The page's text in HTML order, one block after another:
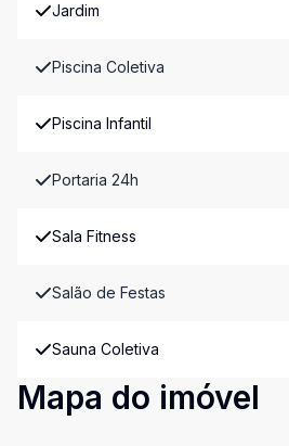
Jardim
Piscina Coletiva
Piscina Infantil
Portaria 24h
Sala Fitness
Salão de Festas
Sauna Coletiva
Mapa do imóvel